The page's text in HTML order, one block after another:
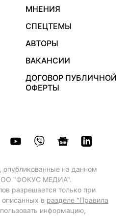
МНЕНИЯ
СПЕЦТЕМЫ
АВТОРЫ
ВАКАНСИИ
ДОГОВОР ПУБЛИЧНОЙ
ОФЕРТЫ
на данном
"ФОКУС МЕДИА".
разрешается только при
в разделе "Правила
информацию,